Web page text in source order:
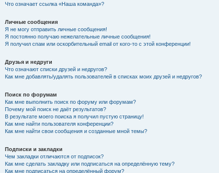
Что означает ссылка «Наша команда»?
Личные сообщения
Я не могу отправить личные сообщения!
Я постоянно получаю нежелательные личные сообщения!
Я получил спам или оскорбительный email от кого-то с этой конференции!
Друзья и недруги
Что означают списки друзей и недругов?
Как мне добавлять/удалять пользователей в списках моих друзей и недругов?
Поиск по форумам
Как мне выполнить поиск по форуму или форумам?
Почему мой поиск не даёт результатов?
В результате моего поиска я получил пустую страницу!
Как мне найти пользователя конференции?
Как мне найти свои сообщения и созданные мной темы?
Подписки и закладки
Чем закладки отличаются от подписок?
Как мне сделать закладку или подписаться на определённую тему?
Как мне подписаться на определённый форум?